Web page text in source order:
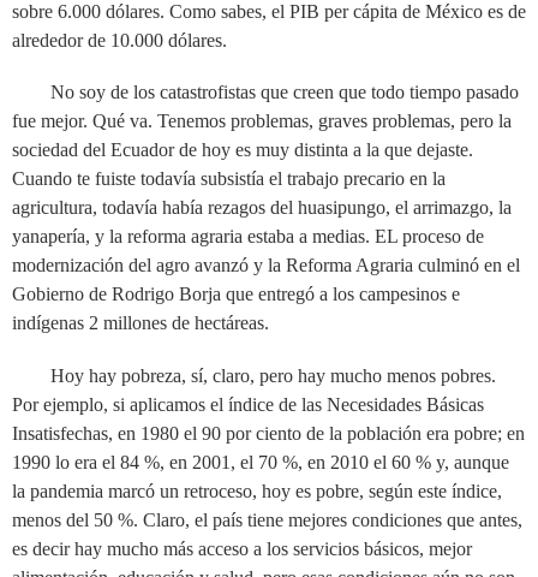
sobre 6.000 dólares. Como sabes, el PIB per cápita de México es de
alrededor de 10.000 dólares.
No soy de los catastrofistas que creen que todo tiempo pasado
fue mejor. Qué va. Tenemos problemas, graves problemas, pero la
sociedad del Ecuador de hoy es muy distinta a la que dejaste.
Cuando te fuiste todavía subsistía el trabajo precario en la
agricultura, todavía había rezagos del huasipungo, el arrimazgo, la
yanapería, y la reforma agraria estaba a medias. EL proceso de
modernización del agro avanzó y la Reforma Agraria culminó en el
Gobierno de Rodrigo Borja que entregó a los campesinos e
indígenas 2 millones de hectáreas.
Hoy hay pobreza, sí, claro, pero hay mucho menos pobres.
Por ejemplo, si aplicamos el índice de las Necesidades Básicas
Insatisfechas, en 1980 el 90 por ciento de la población era pobre; en
1990 lo era el 84 %, en 2001, el 70 %, en 2010 el 60 % y, aunque
la pandemia marcó un retroceso, hoy es pobre, según este índice,
menos del 50 %. Claro, el país tiene mejores condiciones que antes,
es decir hay mucho más acceso a los servicios básicos, mejor